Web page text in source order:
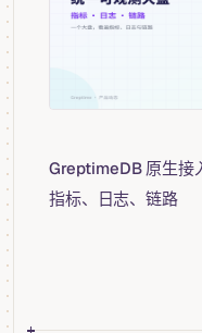
GreptimeDB 原生接
指标、日志、链路